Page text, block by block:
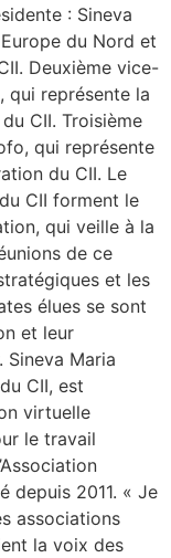
: Sineva
du Nord et
Deuxième vice-
qui représente la
CII. Troisième
qui représente
du CII. Le
CII forment le
qui veille à la
de ce
et les
élues se sont
et leur
Maria
CII, est
virtuelle
le travail
depuis 2011. « Je
associations
la voix des